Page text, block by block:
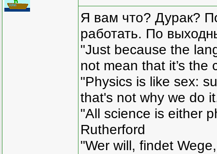
Я вам что? Дурак?
работать. По
"Just because the
not mean that it’s the
"Physics is like sex:
that's not why we do
"All science is either
Rutherford
"Wer will, findet